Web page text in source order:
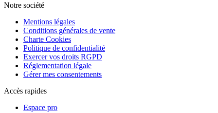
Notre société
Mentions légales
Conditions générales de vente
Charte Cookies
Politique de confidentialité
Exercer vos droits RGPD
Réglementation légale
Gérer mes consentements
Accès rapides
Espace pro